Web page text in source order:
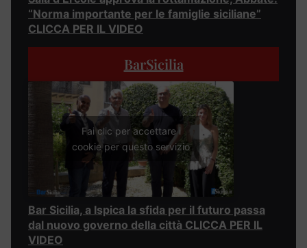
“Norma importante per le famiglie siciliane”
CLICCA PER IL VIDEO
BarSicilia
Fai clic per accettare i
cookie per questo servizio
Bar Sicilia, a Ispica la sfida per il futuro passa
dal nuovo governo della città CLICCA PER IL
VIDEO